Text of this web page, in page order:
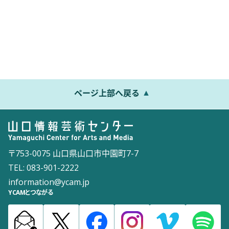
ページ上部へ戻る
〒753-0075 山口県山口市中園町7-7
TEL: 083-901-2222
information@ycam.jp
YCAMとつながる